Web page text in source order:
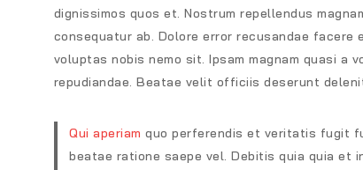
dignissimos quos et. Nostrum repellendus
consequatur ab. Dolore error recusandae
voluptas nobis nemo sit. Ipsam magnam quasi a
repudiandae. Beatae velit officiis deserunt
Qui aperiam quo perferendis et veritatis fugit
beatae ratione saepe vel. Debitis quia quia et